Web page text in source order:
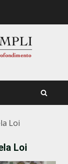
Loi
Loi